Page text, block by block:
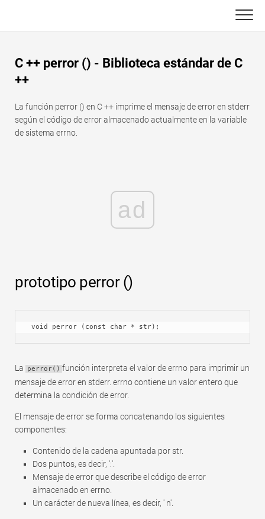
content
Funciones de Excel
Gráfico
Consejos de Excel
Tabla dinámica
C ++
DSA
Rápido
C ++ perror () - Biblioteca estándar de C
++
La función perror () en C ++ imprime el mensaje de error en stderr
según el código de error almacenado actualmente en la variable
de sistema errno.
ad
prototipo perror ()
void perror (const char * str);
La perror() función interpreta el valor de errno para imprimir un
mensaje de error en stderr. errno contiene un valor entero que
determina la condición de error.
El mensaje de error se forma concatenando los siguientes
componentes:
Contenido de la cadena apuntada por str.
Dos puntos, es decir, ':'.
Mensaje de error que describe el código de error
almacenado en errno.
Un carácter de nueva línea, es decir, ' n'.